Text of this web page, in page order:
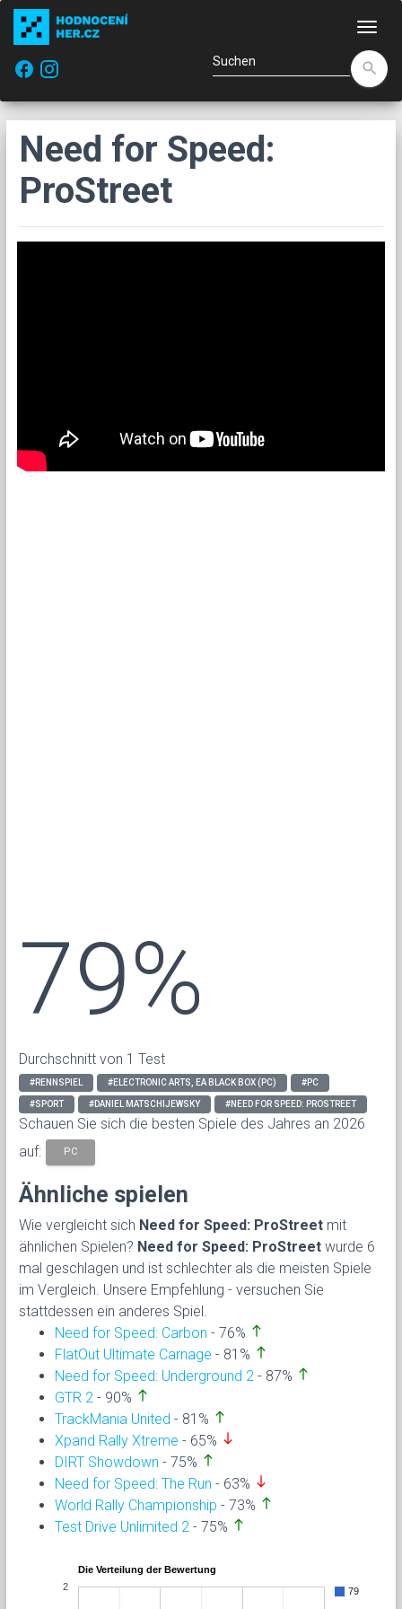
facebook
search
Need for Speed:
ProStreet
79%
Durchschnitt von 1 Test
#RENNSPIEL #ELECTRONIC ARTS, EA BLACK BOX (PC) #PC
#SPORT #DANIEL MATSCHIJEWSKY #NEED FOR SPEED: PROSTREET
Schauen Sie sich die besten Spiele des Jahres an 2026
auf:
PC
Ähnliche spielen
Wie vergleicht sich Need for Speed: ProStreet mit
ähnlichen Spielen? Need for Speed: ProStreet wurde 6
mal geschlagen und ist schlechter als die meisten Spiele
im Vergleich. Unsere Empfehlung - versuchen Sie
stattdessen ein anderes Spiel.
Need for Speed: Carbon - 76% north
FlatOut Ultimate Carnage - 81% north
Need for Speed: Underground 2 - 87% north
GTR 2 - 90% north
TrackMania United - 81% north
Xpand Rally Xtreme - 65% south
DIRT Showdown - 75% north
Need for Speed: The Run - 63% south
World Rally Championship - 73% north
Test Drive Unlimited 2 - 75% north
Die Verteilung der Bewertung
79
2